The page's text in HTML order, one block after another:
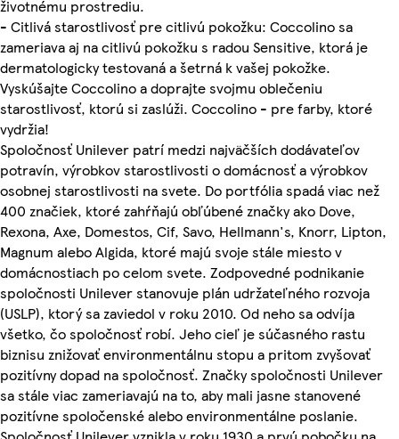
životnému prostrediu.
- Citlivá starostlivosť pre citlivú pokožku: Coccolino sa
zameriava aj na citlivú pokožku s radou Sensitive, ktorá je
dermatologicky testovaná a šetrná k vašej pokožke.
Vyskúšajte Coccolino a doprajte svojmu oblečeniu
starostlivosť, ktorú si zaslúži. Coccolino - pre farby, ktoré
vydržia!
Spoločnosť Unilever patrí medzi najväčších dodávateľov
potravín, výrobkov starostlivosti o domácnosť a výrobkov
osobnej starostlivosti na svete. Do portfólia spadá viac než
400 značiek, ktoré zahŕňajú obľúbené značky ako Dove,
Rexona, Axe, Domestos, Cif, Savo, Hellmann's, Knorr, Lipton,
Magnum alebo Algida, ktoré majú svoje stále miesto v
domácnostiach po celom svete. Zodpovedné podnikanie
spoločnosti Unilever stanovuje plán udržateľného rozvoja
(USLP), ktorý sa zaviedol v roku 2010. Od neho sa odvíja
všetko, čo spoločnosť robí. Jeho cieľ je súčasného rastu
biznisu znižovať environmentálnu stopu a pritom zvyšovať
pozitívny dopad na spoločnosť. Značky spoločnosti Unilever
sa stále viac zameriavajú na to, aby mali jasne stanovené
pozitívne spoločenské alebo environmentálne poslanie.